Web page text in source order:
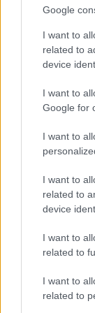
Google
I want to
related to
device
I want to
Google for
I want to
I want to
related to
device
I want to
related to
I want to
related to
Ezt még
szombaton
lapockát és
azután